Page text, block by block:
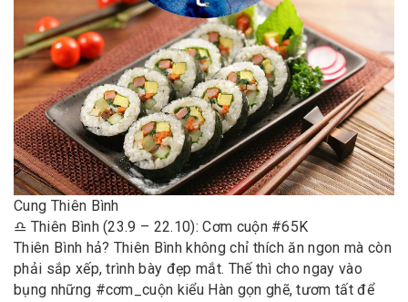
Cung Thiên Bình
♎️ Thiên Bình (23.9 – 22.10): Cơm cuộn #65K
Thiên Bình hả? Thiên Bình không chỉ thích ăn ngon mà còn
phải sắp xếp, trình bày đẹp mắt. Thế thì cho ngay vào
bụng những #cơm_cuộn kiểu Hàn gọn ghẽ, tươm tất để